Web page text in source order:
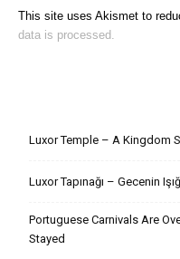
This site uses Akismet to
data is processed.
Luxor Temple – A Kingdom
Luxor Tapınağı – Gecenin
Portuguese Carnivals Are
Stayed